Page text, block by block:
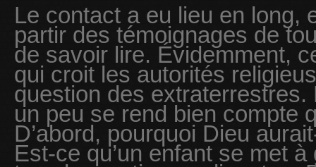
Le contact a eu lieu en long,
partir des témoignages de
de savoir lire. Évidemment,
qui croit les autorités
question des
un peu se rend bien compte
D’abord, pourquoi Dieu
Est-ce qu’un enfant se met